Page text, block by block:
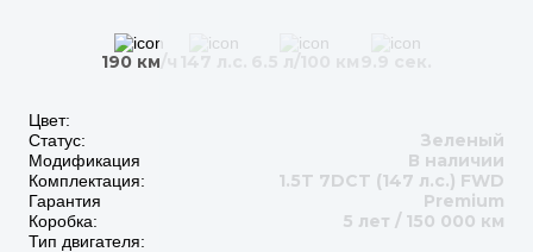
190 км/ч
Цвет:
Статус:
Модификация
Комплектация:
Гарантия
Коробка:
Тип двигателя:
Зеленый
В наличии
1.5T 7DCT (147 л.с.) FWD
Premium
5 лет / 150 000 км